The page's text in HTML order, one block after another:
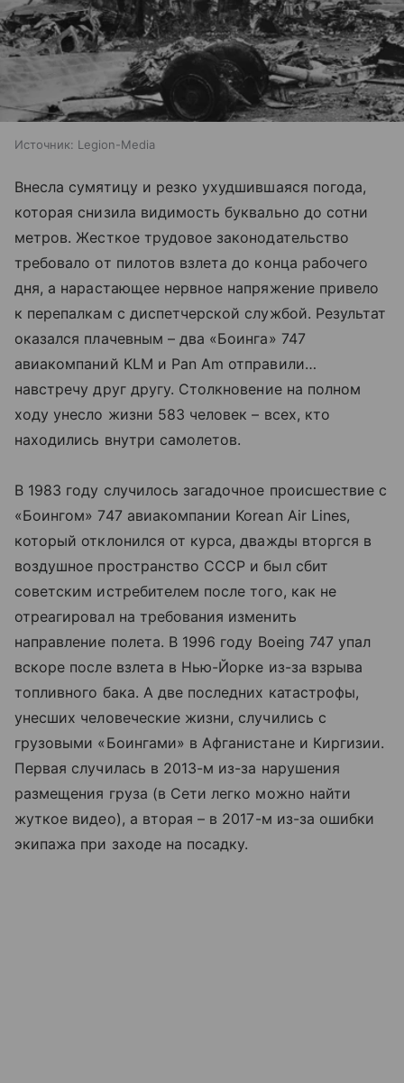
Источник: Legion-Media
Внесла сумятицу и резко ухудшившаяся погода,
которая снизила видимость буквально до сотни
метров. Жесткое трудовое законодательство
требовало от пилотов взлета до конца рабочего
дня, а нарастающее нервное напряжение привело
к перепалкам с диспетчерской службой. Результат
оказался плачевным – два «Боинга» 747
авиакомпаний KLM и Pan Am отправили…
навстречу друг другу. Столкновение на полном
ходу унесло жизни 583 человек – всех, кто
находились внутри самолетов.
В 1983 году случилось загадочное происшествие с
«Боингом» 747 авиакомпании Korean Air Lines,
который отклонился от курса, дважды вторгся в
воздушное пространство СССР и был сбит
советским истребителем после того, как не
отреагировал на требования изменить
направление полета. В 1996 году Boeing 747 упал
вскоре после взлета в Нью-Йорке из-за взрыва
топливного бака. А две последних катастрофы,
унесших человеческие жизни, случились с
грузовыми «Боингами» в Афганистане и Киргизии.
Первая случилась в 2013-м из-за нарушения
размещения груза (в Сети легко можно найти
жуткое видео), а вторая – в 2017-м из-за ошибки
экипажа при заходе на посадку.